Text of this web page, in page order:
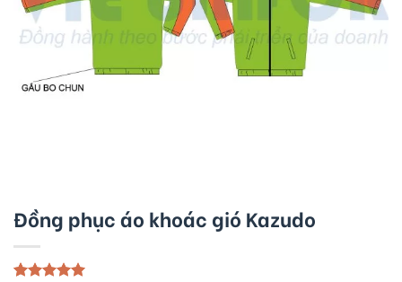
Đồng phục áo khoác gió Kazudo